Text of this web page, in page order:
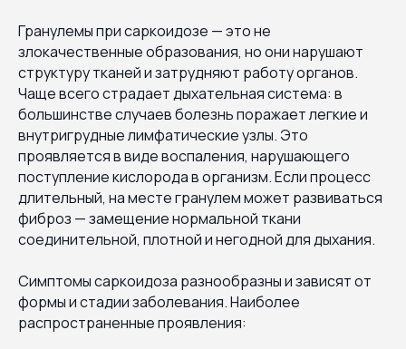
Гранулемы при саркоидозе — это не
злокачественные образования, но они нарушают
структуру тканей и затрудняют работу органов.
Чаще всего страдает дыхательная система: в
большинстве случаев болезнь поражает легкие и
внутригрудные лимфатические узлы. Это
проявляется в виде воспаления, нарушающего
поступление кислорода в организм. Если процесс
длительный, на месте гранулем может развиваться
фиброз — замещение нормальной ткани
соединительной, плотной и негодной для дыхания.
Симптомы саркоидоза разнообразны и зависят от
формы и стадии заболевания. Наиболее
распространенные проявления: